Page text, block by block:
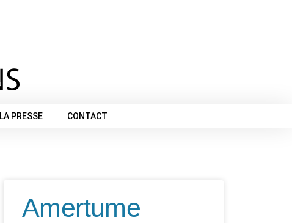
LA PRESSE CONTACT
Amertume